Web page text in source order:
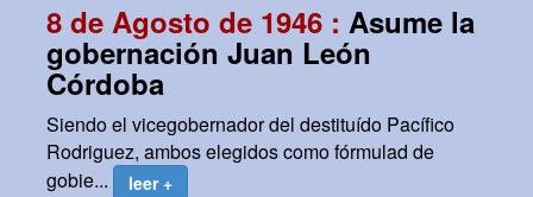
8 de Agosto de 1946 : Asume la
gobernación Juan León
Córdoba
Siendo el vicegobernador del destituído Pacífico
Rodriguez, ambos elegidos como fórmulad de
gobie...
leer +